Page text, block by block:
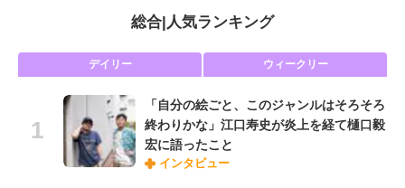
総合 人気ランキング
デイリー ウィークリー
「自分の絵ごと、このジャンルはそろそろ
終わりかな」江口寿史が炎上を経て樋口毅
宏に語ったこと
インタビュー